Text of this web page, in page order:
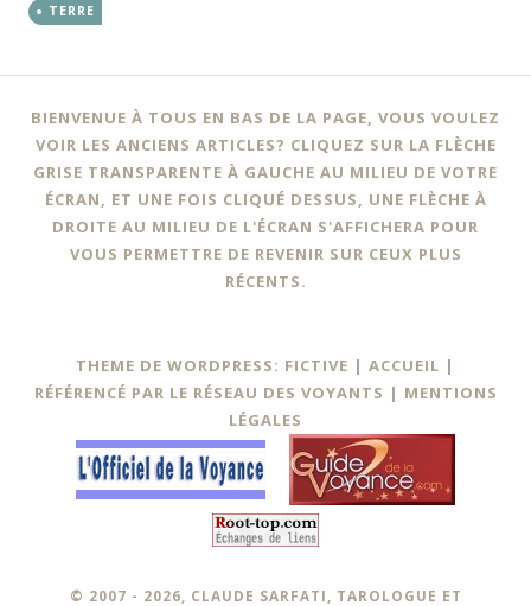
TERRE
BIENVENUE À TOUS EN BAS DE LA PAGE, VOUS VOULEZ
VOIR LES ANCIENS ARTICLES? CLIQUEZ SUR LA FLÈCHE
GRISE TRANSPARENTE À GAUCHE AU MILIEU DE VOTRE
ÉCRAN, ET UNE FOIS CLIQUÉ DESSUS, UNE FLÈCHE À
DROITE AU MILIEU DE L'ÉCRAN S'AFFICHERA POUR
VOUS PERMETTRE DE REVENIR SUR CEUX PLUS
RÉCENTS.
THEME DE WORDPRESS: FICTIVE | ACCUEIL |
RÉFÉRENCÉ PAR LE RÉSEAU DES VOYANTS | MENTIONS
LÉGALES
© 2007 - 2026, CLAUDE SARFATI, TAROLOGUE ET